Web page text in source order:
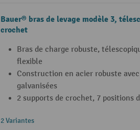
Bauer® bras de levage modèle 3,
crochet
Bras de charge robuste,
flexible
Construction en acier robuste
galvanisées
2 supports de crochet, 7 positions
2 Variantes